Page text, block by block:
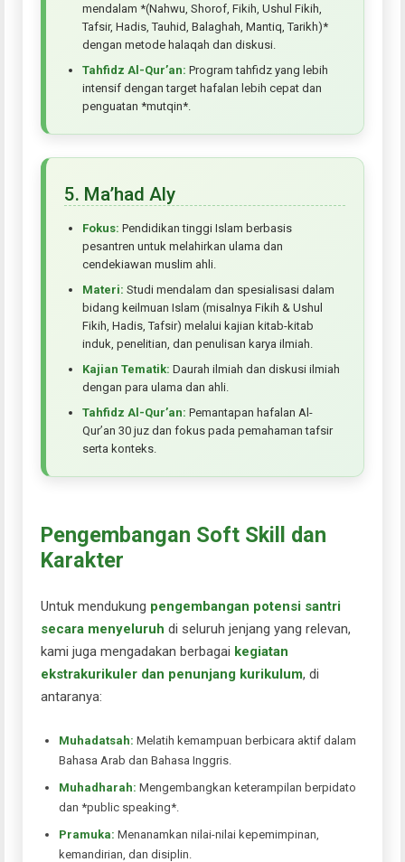
mendalam *(Nahwu, Shorof, Fikih, Ushul Fikih,
Tafsir, Hadis, Tauhid, Balaghah, Mantiq, Tarikh)*
dengan metode halaqah dan diskusi.
Tahfidz Al-Qur’an: Program tahfidz yang lebih
intensif dengan target hafalan lebih cepat dan
penguatan *mutqin*.
5. Ma’had Aly
Fokus: Pendidikan tinggi Islam berbasis
pesantren untuk melahirkan ulama dan
cendekiawan muslim ahli.
Materi: Studi mendalam dan spesialisasi dalam
bidang keilmuan Islam (misalnya Fikih & Ushul
Fikih, Hadis, Tafsir) melalui kajian kitab-kitab
induk, penelitian, dan penulisan karya ilmiah.
Kajian Tematik: Daurah ilmiah dan diskusi ilmiah
dengan para ulama dan ahli.
Tahfidz Al-Qur’an: Pemantapan hafalan Al-
Qur’an 30 juz dan fokus pada pemahaman tafsir
serta konteks.
Pengembangan Soft Skill dan
Karakter
Untuk mendukung pengembangan potensi santri
secara menyeluruh di seluruh jenjang yang relevan,
kami juga mengadakan berbagai kegiatan
ekstrakurikuler dan penunjang kurikulum, di
antaranya:
Muhadatsah: Melatih kemampuan berbicara aktif dalam
Bahasa Arab dan Bahasa Inggris.
Muhadharah: Mengembangkan keterampilan berpidato
dan *public speaking*.
Pramuka: Menanamkan nilai-nilai kepemimpinan,
kemandirian, dan disiplin.